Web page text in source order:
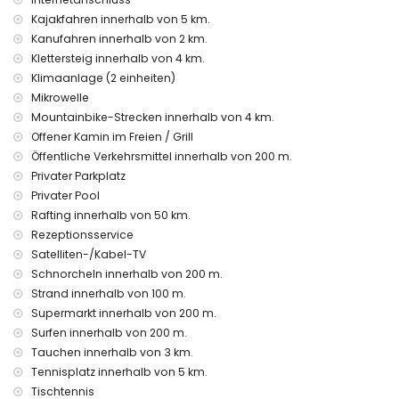
200 Metern
Haustiere sind nicht erlaubt
Die Unterkunft ist sehr geeignet für Familien mit Kindern
Einrichtungen und Dienstleistungen, die im Mietpreis der
Villa inbegriffen sind
Internet (Glasfaser)
Staubsauger, Bügeleisen und Bügelbrett
Bettwäsche und Handtücher
Empfangsservice
Tischtennis
Einrichtungen und Dienstleistungen gegen Aufpreis
Flughafentransfer
Zusatzbett und Kinderbetten/-wiegen (auf Anfrage)
Denia, Costa Blanca
Bar, Promenade (Las Marinas und Denia) (innerhalb von 500
Metern vom Haus)
Kino und Theater (innerhalb von 5 Kilometern vom Haus)
Kajakfahren innerhalb von 5 km.
Kanufahren innerhalb von 2 km.
Klettersteig innerhalb von 4 km.
Klimaanlage (2 einheiten)
Mikrowelle
Mountainbike-Strecken innerhalb von 4 km.
Offener Kamin im Freien / Grill
Öffentliche Verkehrsmittel innerhalb von 200 m.
Privater Parkplatz
Privater Pool
Rafting innerhalb von 50 km.
Rezeptionsservice
Satelliten-/Kabel-TV
Schnorcheln innerhalb von 200 m.
Strand innerhalb von 100 m.
Supermarkt innerhalb von 200 m.
Surfen innerhalb von 200 m.
Tauchen innerhalb von 3 km.
Tennisplatz innerhalb von 5 km.
Tischtennis